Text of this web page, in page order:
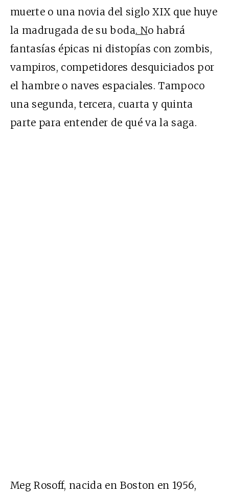
muerte o una novia del siglo XIX que huye
la madrugada de su boda. No habrá
fantasías épicas ni distopías con zombis,
vampiros, competidores desquiciados por
el hambre o naves espaciales. Tampoco
una segunda, tercera, cuarta y quinta
parte para entender de qué va la saga.
Meg Rosoff, nacida en Boston en 1956,